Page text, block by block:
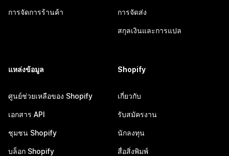
การจัดการร้านค้า การจัดส่ง
สกุลเงินและการแปล
แหล่งข้อมูล
ศูนย์ช่วยเหลือของ Shopify
เอกสาร API
ชุมชน Shopify
บล็อก Shopify
Shopify
เกี่ยวกับ
รับสมัครงาน
นักลงทุน
สื่อสิ่งพิมพ์